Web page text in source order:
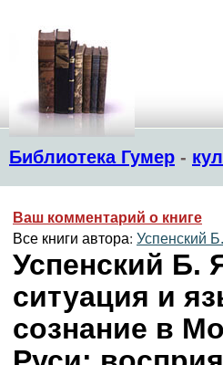
Библиотека Гумер -
Ваш комментарий о книге
Все книги автора: Успенский
Успенский Б.
ситуация и
сознание в